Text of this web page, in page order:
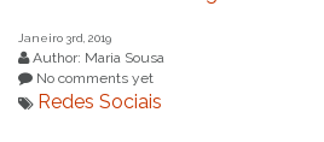
Janeiro 3rd, 2019
Author: Maria Sousa
No comments yet
Redes Sociais